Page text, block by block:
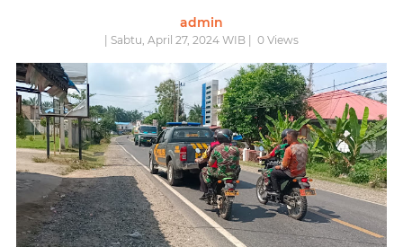
admin
| Sabtu, April 27, 2024 WIB | 0 Views